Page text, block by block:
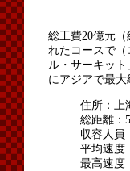
総工費20億元
れたコースで
ル・サーキッ
にアジアで最大
住所：上
総距離：
収容人員
平均速度
最高速度